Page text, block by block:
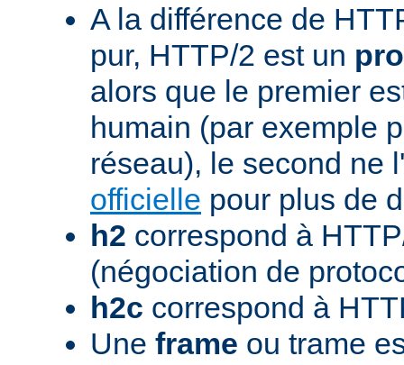
A la différence de
pur, HTTP/2 est un
alors que le premier
humain (par exemple
réseau), le second ne
officielle pour plus de
h2 correspond à
(négociation de
h2c correspond à
Une frame ou trame